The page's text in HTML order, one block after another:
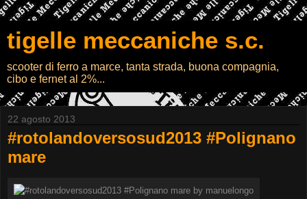
tigelle meccaniche s.c.
scooter di ferro a marce, tanta strada, buona compagnia,
cibo e fernet al 2%...
22 agosto 2013
#rotolandoversosud2013 #Polignano
mare